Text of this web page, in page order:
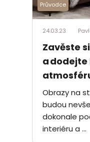
Průvodce
24.03.23
Zavěste
a
Obrazy na
budou
dokonale
interiéru a ...